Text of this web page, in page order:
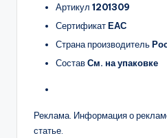
Артикул 1201309
СертификатЕАС
Страна производитель
СоставСм. на упаковке
Реклама. Информация о
статье.